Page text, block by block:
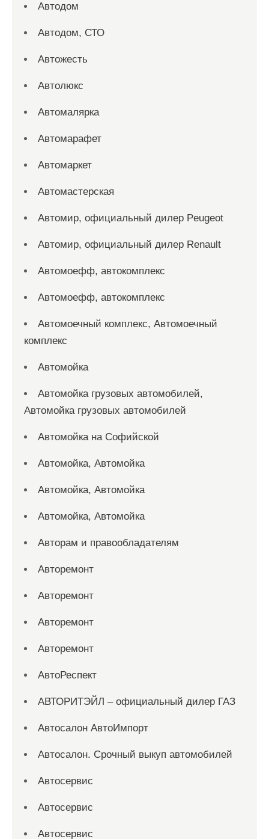
Автодом
Автодом, СТО
Автожесть
Автолюкс
Автомалярка
Автомарафет
Автомаркет
Автомастерская
Автомир, официальный дилер Peugeot
Автомир, официальный дилер Renault
Автомоефф, автокомплекс
Автомоефф, автокомплекс
Автомоечный комплекс, Автомоечный
комплекс
Автомойка
Автомойка грузовых автомобилей,
Автомойка грузовых автомобилей
Автомойка на Софийской
Автомойка, Автомойка
Автомойка, Автомойка
Автомойка, Автомойка
Авторам и правообладателям
Авторемонт
Авторемонт
Авторемонт
Авторемонт
АвтоРеспект
АВТОРИТЭЙЛ – официальный дилер ГАЗ
Автосалон АвтоИмпорт
Автосалон. Срочный выкуп автомобилей
Автосервис
Автосервис
Автосервис